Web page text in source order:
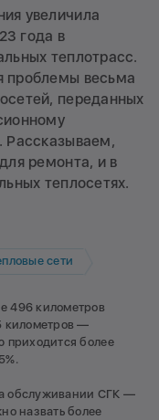
увеличила
года в
теплотрасс.
проблемы весьма
переданных
Рассказываем,
ремонта, и в
теплосетях.
сети
496 километров
километров —
приходится более
обслуживании СГК —
назвать более